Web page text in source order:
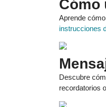
Aprende
instrucciones
Descubre
recordatorios